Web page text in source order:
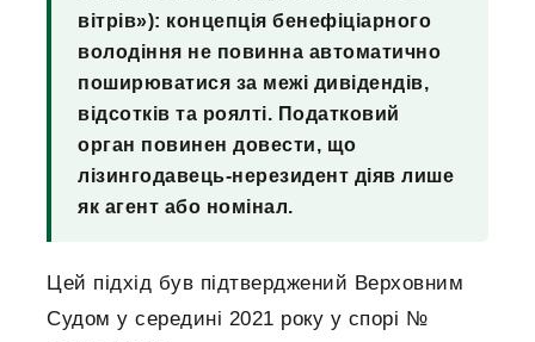
вітрів»): концепція бенефіціарного
володіння не повинна автоматично
поширюватися за межі дивідендів,
відсотків та роялті. Податковий
орган повинен довести, що
лізингодавець-нерезидент діяв лише
як агент або номінал.
Цей підхід був підтверджений Верховним
Судом у середині 2021 року у спорі №